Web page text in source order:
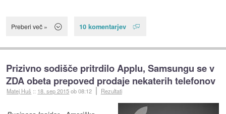
Preberi več » 10 komentarjev
Prizivno sodišče pritrdilo Applu, Samsungu se v
ZDA obeta prepoved prodaje nekaterih telefonov
Matej Huš :: 18. sep 2015ob 08:12 Rezultati